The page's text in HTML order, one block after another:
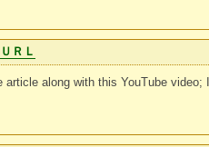
ＵＲＬ
article along with this YouTube